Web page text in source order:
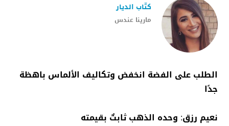
مارينا عندس
كتّاب الديار
الطلب على الفضة انخفض وتكاليف الألماس باهظة
جدًا
نعيم رزق: وحده الذهب ثابتٌ بقيمته